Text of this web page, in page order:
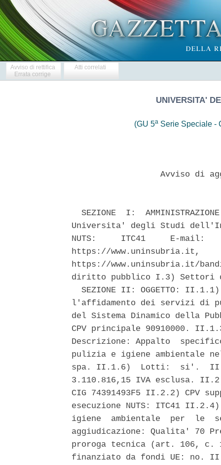
Avviso di rettifica
Errata corrige
Atti correlati
UNIVERSITA'
(GU 5a Serie Speciale -
Avviso di
SEZIONE  I:
Universita' degli Studi
NUTS:     ITC41     E-mail:
https://www.uninsubria.it,
https://www.uninsubria.it/
diritto pubblico I.3)
SEZIONE II: OGGETTO:
l'affidamento dei servizi di
del Sistema Dinamico della
CPV principale 90910000.
Descrizione: Appalto
pulizia e igiene ambientale
spa. II.1.6)  Lotti:  si'.  II.1.7)
3.110.816,15 IVA esclusa.
CIG 74391493F5 II.2.2) CPV
esecuzione NUTS: ITC41
igiene  ambientale  per  le
aggiudicazione: Qualita' 70
proroga tecnica (art. 106, c.
finanziato da fondi UE: no.